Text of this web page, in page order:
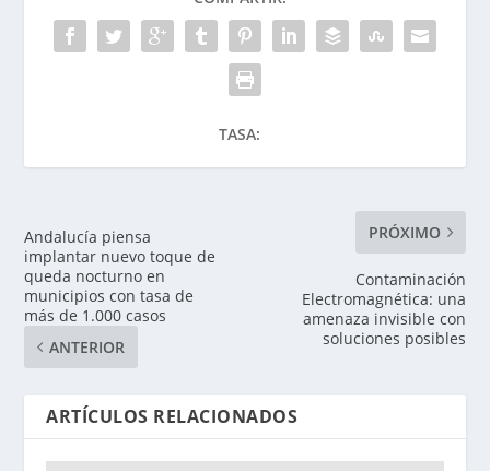
TASA:
Andalucía piensa
implantar nuevo toque de
queda nocturno en
municipios con tasa de
más de 1.000 casos
ANTERIOR
PRÓXIMO
Contaminación
Electromagnética: una
amenaza invisible con
soluciones posibles
ARTÍCULOS RELACIONADOS